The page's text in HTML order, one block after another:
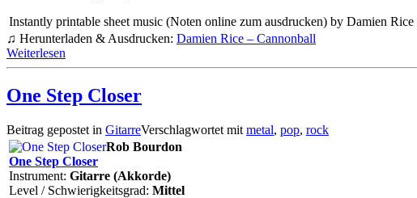
Instantly printable sheet music (Noten online zum ausdrucken) by Damien
♫ Herunterladen & Ausdrucken: Damien Rice – Cannonball
Weiterlesen
One Step Closer
Beitrag gepostet in GitarreVerschlagwortet mit metal, pop, rock
Rob Bourdon
One Step Closer
Instrument: Gitarre (Akkorde)
Level / Schwierigkeitsgrad: Mittel